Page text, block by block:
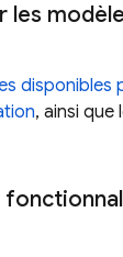
les
disponibles
, ainsi que